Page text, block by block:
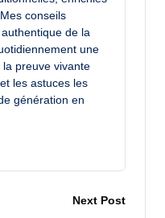
conseils
de la
une
preuve vivante
les astuces les
génération en
Next Post